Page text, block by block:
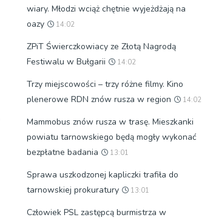
wiary. Młodzi wciąż chętnie wyjeżdżają na
oazy
14:02
ZPiT Świerczkowiacy ze Złotą Nagrodą
Festiwalu w Bułgarii
14:02
Trzy miejscowości – trzy różne filmy. Kino
plenerowe RDN znów rusza w region
14:02
Mammobus znów rusza w trasę. Mieszkanki
powiatu tarnowskiego będą mogły wykonać
bezpłatne badania
13:01
Sprawa uszkodzonej kapliczki trafiła do
tarnowskiej prokuratury
13:01
Człowiek PSL zastępcą burmistrza w